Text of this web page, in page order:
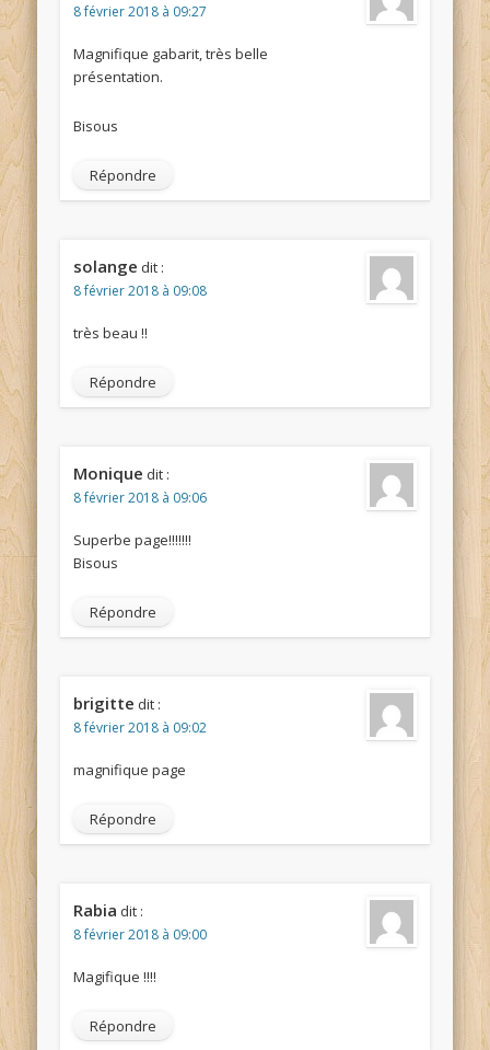
8 février 2018 à 09:27
Magnifique gabarit, très belle
présentation.
Bisous
Répondre
solange dit :
8 février 2018 à 09:08
très beau !!
Répondre
Monique dit :
8 février 2018 à 09:06
Superbe page!!!!!!!
Bisous
Répondre
brigitte dit :
8 février 2018 à 09:02
magnifique page
Répondre
Rabia dit :
8 février 2018 à 09:00
Magifique !!!!
Répondre